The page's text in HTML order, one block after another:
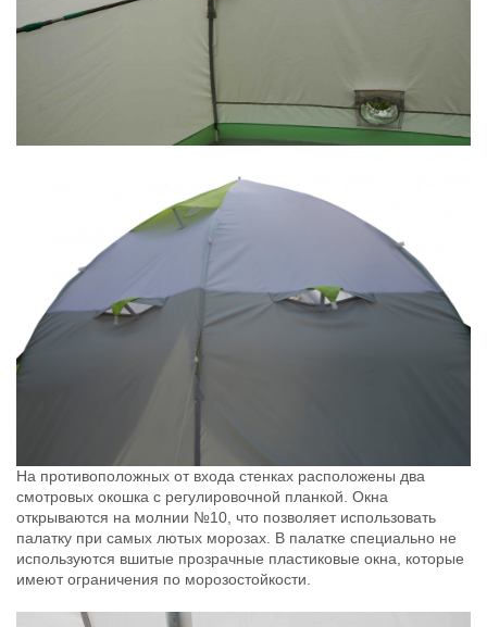
На противоположных от входа стенках расположены два
смотровых окошка с регулировочной планкой. Окна
открываются на молнии №10, что позволяет использовать
палатку при самых лютых морозах. В палатке специально не
используются вшитые прозрачные пластиковые окна, которые
имеют ограничения по морозостойкости.